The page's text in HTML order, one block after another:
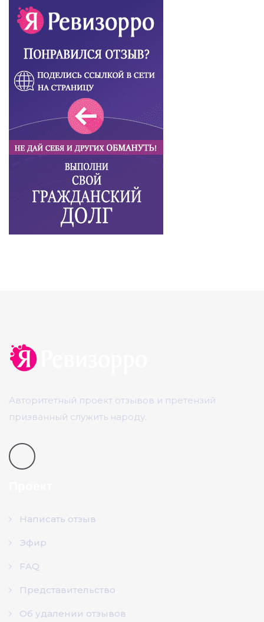
Авторитетный проект отзывов и претензий
призванный служить народу.
Написать отзыв
Эфир
FAQ
Представительство
Об удалении отзывов